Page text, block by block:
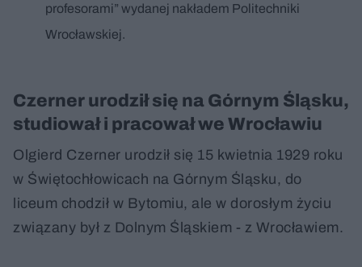
profesorami” wydanej nakładem Politechniki
Wrocławskiej.
Czerner urodził się na Górnym Śląsku,
studiował i pracował we Wrocławiu
Olgierd Czerner urodził się 15 kwietnia 1929 roku
w Świętochłowicach na Górnym Śląsku, do
liceum chodził w Bytomiu, ale w dorosłym życiu
związany był z Dolnym Śląskiem - z Wrocławiem.